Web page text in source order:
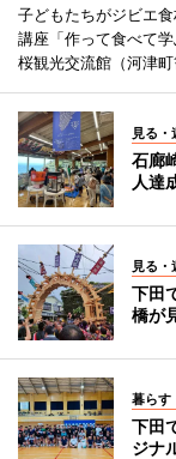
子どもたちがジビエ
講座「作って食べて
桜観光交流館（河津町
見る・
石廊
人達
見る・
下田
橋が
暮らす
下田
ジナ